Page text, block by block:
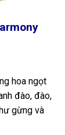
hoa ngọt
đào, đào,
gừng và